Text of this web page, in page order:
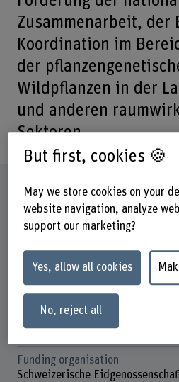
Zusammenarbeit, der
Koordination im
der
Wildpflanzen in der
und anderen
Sektoren.
Factsheet
Schools involved
Institute(s)
Agriculture
Research unit(s)
Grasslands and Ruminant
Funding organisation
Schweizerische
But first, cookies 🍪
May we store cookies on your
website navigation, analyze
support our marketing?
Yes, allow all cookies
No, reject all